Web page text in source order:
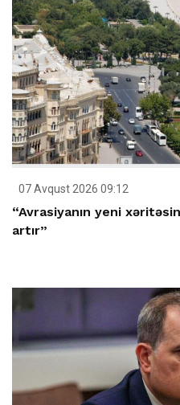
07 Avqust 2026 09:12
“Avrasiyanın yeni
artır”